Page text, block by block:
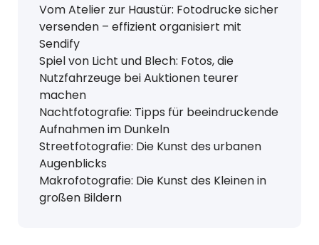
Vom Atelier zur Haustür: Fotodrucke sicher
versenden – effizient organisiert mit
Sendify
Spiel von Licht und Blech: Fotos, die
Nutzfahrzeuge bei Auktionen teurer
machen
Nachtfotografie: Tipps für beeindruckende
Aufnahmen im Dunkeln
Streetfotografie: Die Kunst des urbanen
Augenblicks
Makrofotografie: Die Kunst des Kleinen in
großen Bildern